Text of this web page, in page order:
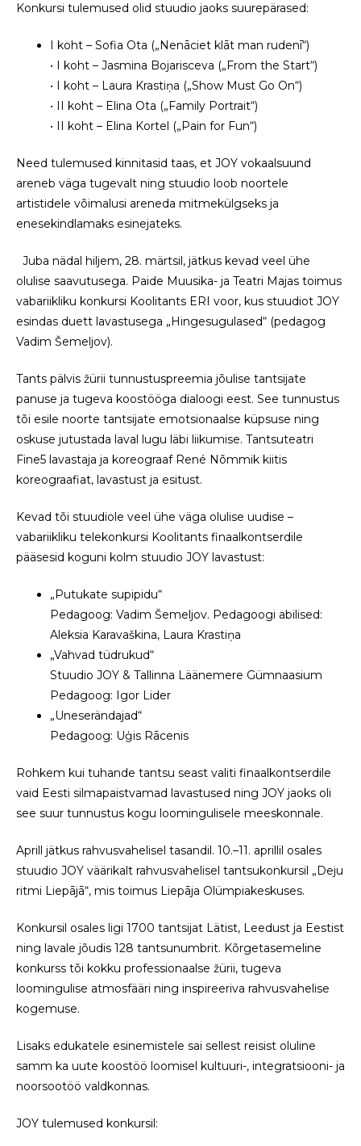
Konkursi tulemused olid stuudio jaoks suurepärased:
I koht – Sofia Ota („Nenāciet klāt man rudenī“)
• I koht – Jasmina Bojarisceva („From the Start“)
• I koht – Laura Krastiņa („Show Must Go On“)
• II koht – Elina Ota („Family Portrait“)
• II koht – Elina Kortel („Pain for Fun“)
Need tulemused kinnitasid taas, et JOY vokaalsuund
areneb väga tugevalt ning stuudio loob noortele
artistidele võimalusi areneda mitmekülgseks ja
enesekindlamaks esinejateks.
Juba nädal hiljem, 28. märtsil, jätkus kevad veel ühe
olulise saavutusega. Paide Muusika- ja Teatri Majas toimus
vabariikliku konkursi Koolitants ERI voor, kus stuudiot JOY
esindas duett lavastusega „Hingesugulased“ (pedagog
Vadim Šemeljov).
Tants pälvis žürii tunnustuspreemia jõulise tantsijate
panuse ja tugeva koostööga dialoogi eest. See tunnustus
tõi esile noorte tantsijate emotsionaalse küpsuse ning
oskuse jutustada laval lugu läbi liikumise. Tantsuteatri
Fine5 lavastaja ja koreograaf René Nõmmik kiitis
koreograafiat, lavastust ja esitust.
Kevad tõi stuudiole veel ühe väga olulise uudise –
vabariikliku telekonkursi Koolitants finaalkontserdile
pääsesid koguni kolm stuudio JOY lavastust:
„Putukate supipidu“
Pedagoog: Vadim Šemeljov. Pedagoogi abilised:
Aleksia Karavaškina, Laura Krastiņa
„Vahvad tüdrukud“
Stuudio JOY & Tallinna Läänemere Gümnaasium
Pedagoog: Igor Lider
„Uneserändajad“
Pedagoog: Uģis Rācenis
Rohkem kui tuhande tantsu seast valiti finaalkontserdile
vaid Eesti silmapaistvamad lavastused ning JOY jaoks oli
see suur tunnustus kogu loomingulisele meeskonnale.
Aprill jätkus rahvusvahelisel tasandil. 10.–11. aprillil osales
stuudio JOY väärikalt rahvusvahelisel tantsukonkursil „Deju
ritmi Liepājā“, mis toimus Liepāja Olümpiakeskuses.
Konkursil osales ligi 1700 tantsijat Lätist, Leedust ja Eestist
ning lavale jõudis 128 tantsunumbrit. Kõrgetasemeline
konkurss tõi kokku professionaalse žürii, tugeva
loomingulise atmosfääri ning inspireeriva rahvusvahelise
kogemuse.
Lisaks edukatele esinemistele sai sellest reisist oluline
samm ka uute koostöö loomisel kultuuri-, integratsiooni- ja
noorsootöö valdkonnas.
JOY tulemused konkursil: